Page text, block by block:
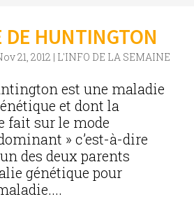
DE HUNTINGTON
21, 2012 | L'INFO DE LA SEMAINE
est une maladie
et dont la
fait sur le mode
» c’est-à-dire
des deux parents
génétique pour